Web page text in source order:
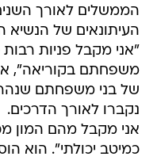
הממשלים לאורך
העיתונאים של הנשיא
"אני מקבל פניות
משפחתם בקוריאה",
של בני משפחתם
נקברו לאורך הדרכים.
אני מקבל מהם המון
כמיטב יכולתי". הוא